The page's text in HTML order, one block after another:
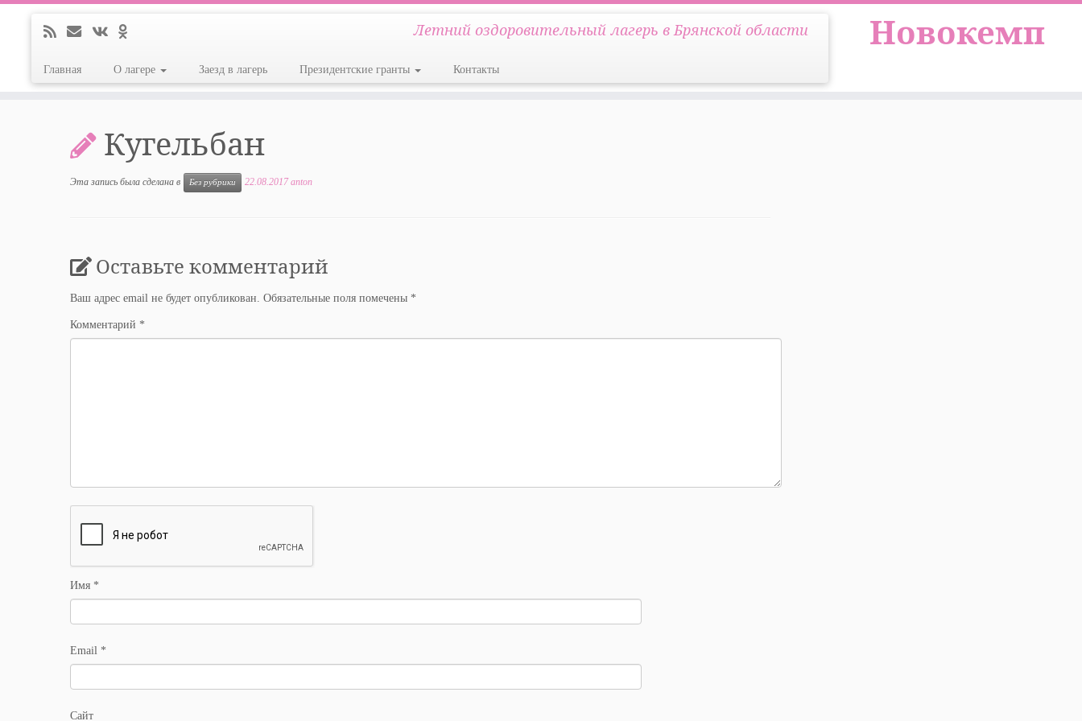
Новокемп
Летний оздоровительный лагерь в Брянской области
Главная О лагере Заезд в лагерь Президентские гранты Контакты
Кугельбан
Эта запись была сделана в Без рубрики 22.08.2017 anton
Оставьте комментарий
Ваш адрес email не будет опубликован. Обязательные поля помечены *
Комментарий *
Имя *
Email *
Сайт